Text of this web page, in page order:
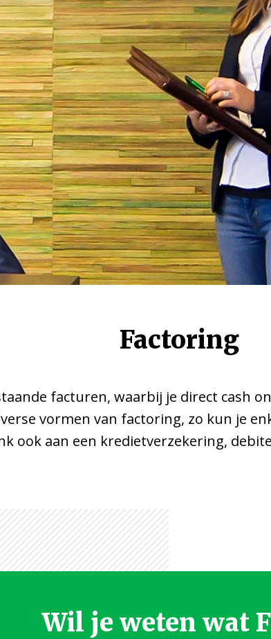
Factoring
facturen, waarbij je direct cash
vormen van factoring, zo kun je
ook aan een kredietverzekering,
Wil je weten wat